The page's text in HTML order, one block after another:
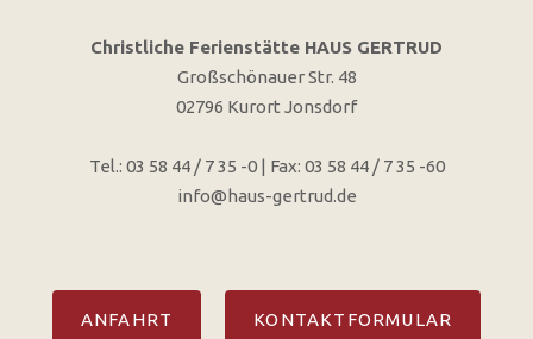
Christliche Ferienstätte HAUS GERTRUD
Großschönauer Str. 48
02796 Kurort Jonsdorf
Tel.: 03 58 44 / 7 35 -0 | Fax: 03 58 44 / 7 35 -60
info@haus-gertrud.de
ANFAHRT KONTAKTFORMULAR